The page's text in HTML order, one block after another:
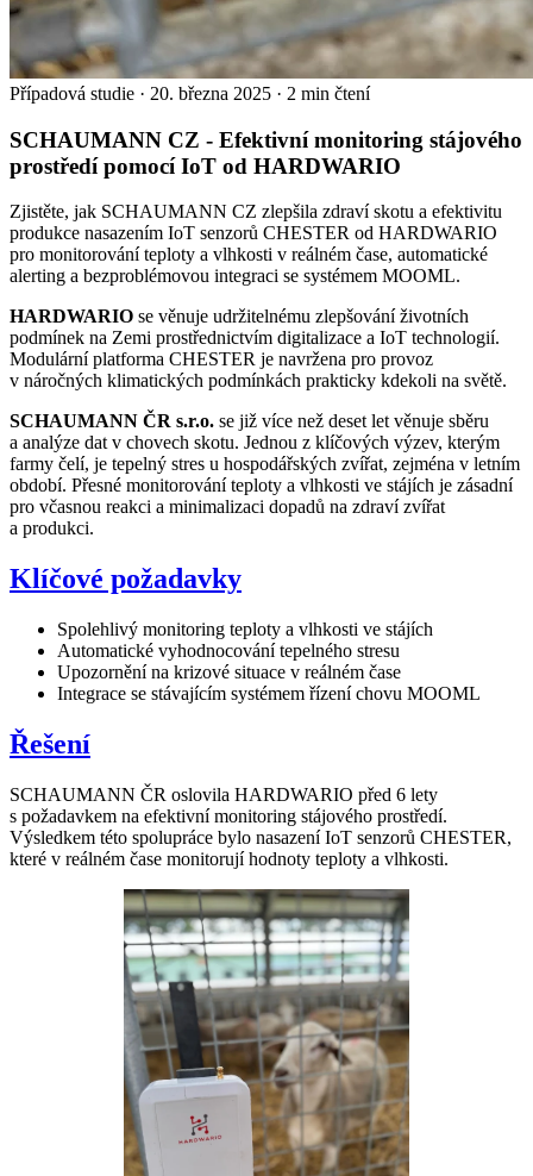
Případová studie · 20. března 2025 · 2 min čtení
SCHAUMANN CZ - Efektivní monitoring stájového
prostředí pomocí IoT od HARDWARIO
Zjistěte, jak SCHAUMANN CZ zlepšila zdraví skotu a efektivitu
produkce nasazením IoT senzorů CHESTER od HARDWARIO
pro monitorování teploty a vlhkosti v reálném čase, automatické
alerting a bezproblémovou integraci se systémem MOOML.
HARDWARIO se věnuje udržitelnému zlepšování životních
podmínek na Zemi prostřednictvím digitalizace a IoT technologií.
Modulární platforma CHESTER je navržena pro provoz
v náročných klimatických podmínkách prakticky kdekoli na světě.
SCHAUMANN ČR s.r.o. se již více než deset let věnuje sběru
a analýze dat v chovech skotu. Jednou z klíčových výzev, kterým
farmy čelí, je tepelný stres u hospodářských zvířat, zejména v letním
období. Přesné monitorování teploty a vlhkosti ve stájích je zásadní
pro včasnou reakci a minimalizaci dopadů na zdraví zvířat
a produkci.
Klíčové požadavky
Spolehlivý monitoring teploty a vlhkosti ve stájích
Automatické vyhodnocování tepelného stresu
Upozornění na krizové situace v reálném čase
Integrace se stávajícím systémem řízení chovu MOOML
Řešení
SCHAUMANN ČR oslovila HARDWARIO před 6 lety
s požadavkem na efektivní monitoring stájového prostředí.
Výsledkem této spolupráce bylo nasazení IoT senzorů CHESTER,
které v reálném čase monitorují hodnoty teploty a vlhkosti.